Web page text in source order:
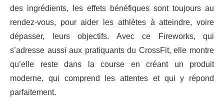
des ingrédients, les effets bénéfiques sont toujours au
rendez-vous, pour aider les athlètes à atteindre, voire
dépasser, leurs objectifs. Avec ce Fireworks, qui
s’adresse aussi aux pratiquants du CrossFit, elle montre
qu’elle reste dans la course en créant un produit
moderne, qui comprend les attentes et qui y répond
parfaitement.